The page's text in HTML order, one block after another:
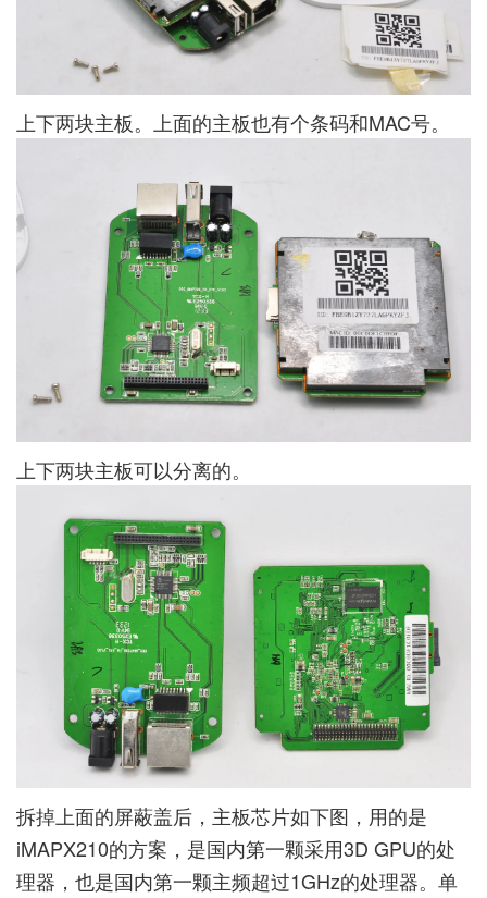
上下两块主板。上面的主板也有个条码和MAC号。
上下两块主板可以分离的。
拆掉上面的屏蔽盖后，主板芯片如下图，用的是
iMAPX210的方案，是国内第一颗采用3D GPU的处
理器，也是国内第一颗主频超过1GHz的处理器。单